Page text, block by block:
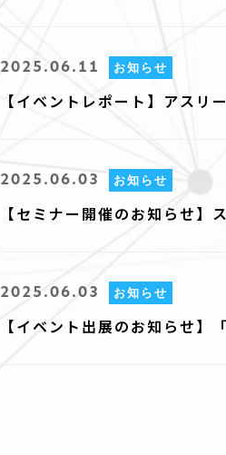
2025.06.11 お知らせ
【イベントレポート】アス
2025.06.03 お知らせ
【セミナー開催のお知らせ】
2025.06.03 お知らせ
【イベント出展のお知らせ